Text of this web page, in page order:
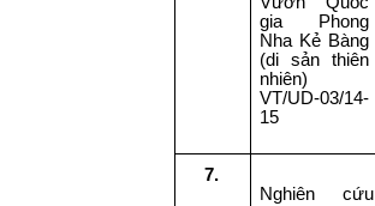
gia Phong
Nha Kẻ Bàng
(di sản thiên
nhiên)
VT/UD-03/14-
15
7.
Nghiên cứu